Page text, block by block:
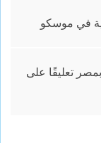
في موسكو
تعليقًا على